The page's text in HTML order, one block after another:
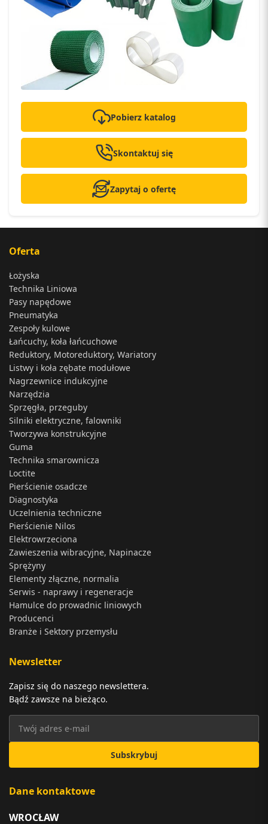
Pobierz katalog
Skontaktuj się
Zapytaj o ofertę
Oferta
Łożyska
Technika Liniowa
Pasy napędowe
Pneumatyka
Zespoły kulowe
Łańcuchy, koła łańcuchowe
Reduktory, Motoreduktory, Wariatory
Listwy i koła zębate modułowe
Nagrzewnice indukcyjne
Narzędzia
Sprzęgła, przeguby
Silniki elektryczne, falowniki
Tworzywa konstrukcyjne
Guma
Technika smarownicza
Loctite
Pierścienie osadcze
Diagnostyka
Uczelnienia techniczne
Pierścienie Nilos
Elektrowrzeciona
Zawieszenia wibracyjne, Napinacze
Sprężyny
Elementy złączne, normalia
Serwis - naprawy i regeneracje
Hamulce do prowadnic liniowych
Producenci
Branże i Sektory przemysłu
Newsletter
Zapisz się do naszego newslettera.
Bądź zawsze na bieżąco.
Subskrybuj
Dane kontaktowe
WROCŁAW